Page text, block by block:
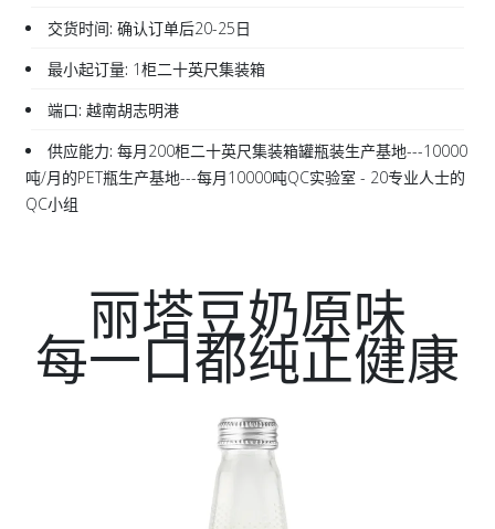
交货时间: 确认订单后20-25日
最小起订量: 1柜二十英尺集装箱
端口: 越南胡志明港
供应能力: 每月200柜二十英尺集装箱罐瓶装生产基地---10000
吨/月的PET瓶生产基地---每月10000吨QC实验室 - 20专业人士的
QC小组
丽塔豆奶原味
每一口都纯正健康